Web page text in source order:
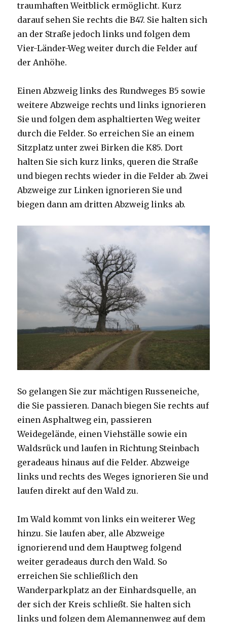
traumhaften Weitblick ermöglicht. Kurz
darauf sehen Sie rechts die B47. Sie halten sich
an der Straße jedoch links und folgen dem
Vier-Länder-Weg weiter durch die Felder auf
der Anhöhe.
Einen Abzweig links des Rundweges B5 sowie
weitere Abzweige rechts und links ignorieren
Sie und folgen dem asphaltierten Weg weiter
durch die Felder. So erreichen Sie an einem
Sitzplatz unter zwei Birken die K85. Dort
halten Sie sich kurz links, queren die Straße
und biegen rechts wieder in die Felder ab. Zwei
Abzweige zur Linken ignorieren Sie und
biegen dann am dritten Abzweig links ab.
So gelangen Sie zur mächtigen Russeneiche,
die Sie passieren. Danach biegen Sie rechts auf
einen Asphaltweg ein, passieren
Weidegelände, einen Viehställe sowie ein
Waldsrück und laufen in Richtung Steinbach
geradeaus hinaus auf die Felder. Abzweige
links und rechts des Weges ignorieren Sie und
laufen direkt auf den Wald zu.
Im Wald kommt von links ein weiterer Weg
hinzu. Sie laufen aber, alle Abzweige
ignorierend und dem Hauptweg folgend
weiter geradeaus durch den Wald. So
erreichen Sie schließlich den
Wanderparkplatz an der Einhardsquelle, an
der sich der Kreis schließt. Sie halten sich
links und folgen dem Alemannenweg auf dem